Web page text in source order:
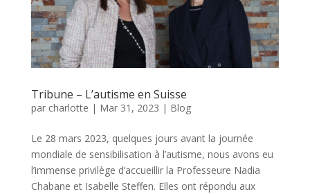
Tribune – L’autisme en Suisse
par charlotte | Mar 31, 2023 | Blog
Le 28 mars 2023, quelques jours avant la journée
mondiale de sensibilisation à l’autisme, nous avons eu
l’immense privilège d’accueillir la Professeure Nadia
Chabane et Isabelle Steffen. Elles ont répondu aux